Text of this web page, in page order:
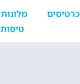
כרטיסים מלונות
טיסות